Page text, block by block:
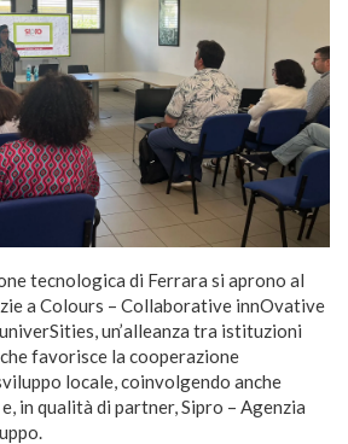
tecnologica di Ferrara si aprono al
a Colours – Collaborative innOvative
un’alleanza tra istituzioni
favorisce la cooperazione
locale, coinvolgendo anche
in qualità di partner, Sipro – Agenzia